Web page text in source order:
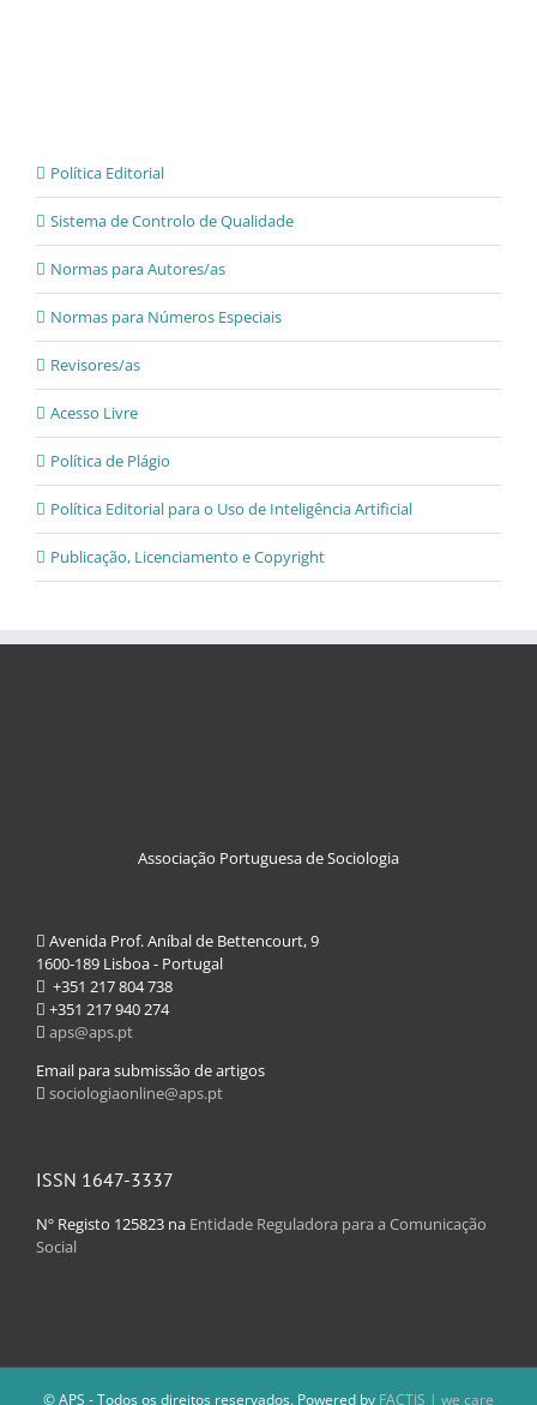
Política Editorial
Sistema de Controlo de Qualidade
Normas para Autores/as
Normas para Números Especiais
Revisores/as
Acesso Livre
Política de Plágio
Política Editorial para o Uso de Inteligência Artificial
Publicação, Licenciamento e Copyright
Associação Portuguesa de Sociologia
Avenida Prof. Aníbal de Bettencourt, 9
1600-189 Lisboa - Portugal
+351 217 804 738
+351 217 940 274
aps@aps.pt
Email para submissão de artigos
sociologiaonline@aps.pt
ISSN 1647-3337
Nº Registo 125823 na Entidade Reguladora para a Comunicação
Social
© APS - Todos os direitos reservados. Powered by FACTIS | we care